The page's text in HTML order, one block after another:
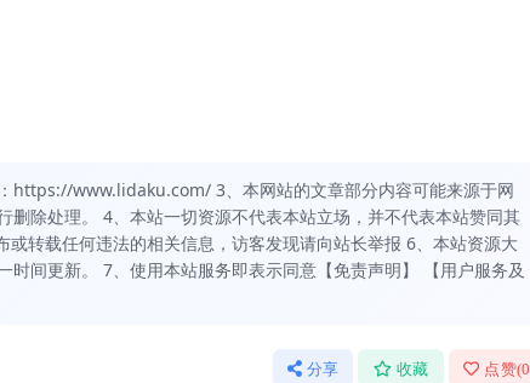
https://www.lidaku.com/ 3、本网站的文章部分内容可能来源于网
除处理。 4、本站一切资源不代表本站立场，并不代表本站赞同其
转载任何违法的相关信息，访客发现请向站长举报 6、本站资源大
间更新。 7、使用本站服务即表示同意【免责声明】 【用户服务及
分享 收藏 点赞(0